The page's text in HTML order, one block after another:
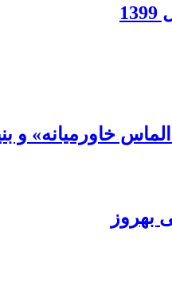
خاورمیانه» و
بهروز